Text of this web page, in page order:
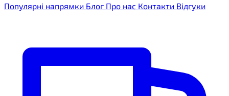
Популярні напрямки Блог Про нас Контакти Відгуки